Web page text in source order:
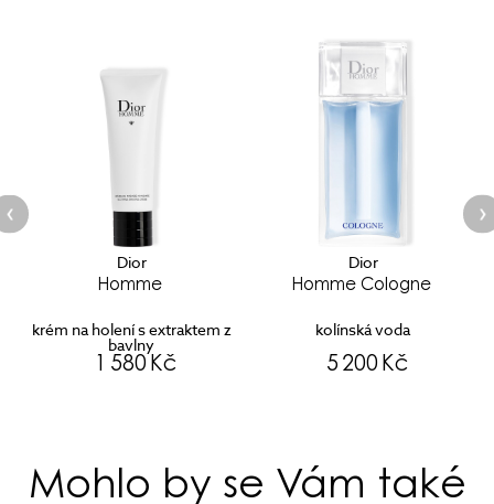
Dior
Homme
krém na holení s extraktem z
bavlny
1 580 Kč
Dior
Homme Cologne
kolínská voda
5 200 Kč
Mohlo by se Vám také